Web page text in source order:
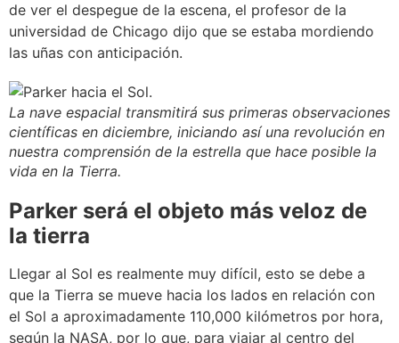
de ver el despegue de la escena, el profesor de la
universidad de Chicago dijo que se estaba mordiendo
las uñas con anticipación.
La nave espacial transmitirá sus primeras observaciones
científicas en diciembre, iniciando así una revolución en
nuestra comprensión de la estrella que hace posible la
vida en la Tierra.
Parker será el objeto más veloz de
la tierra
Llegar al Sol es realmente muy difícil, esto se debe a
que la Tierra se mueve hacia los lados en relación con
el Sol a aproximadamente 110,000 kilómetros por hora,
según la NASA, por lo que, para viajar al centro del